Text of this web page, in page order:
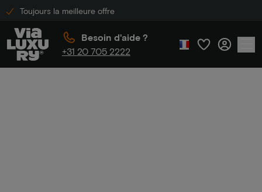
Toujours la meilleure offre
Besoin d'aide ?
+31 20 705 2222